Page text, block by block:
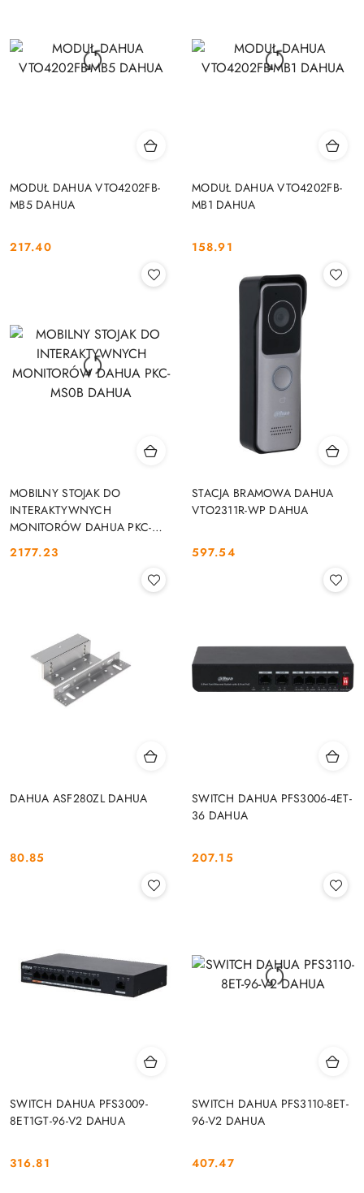
MODUŁ DAHUA VTO4202FB-
MB5 DAHUA
Cena:
217.40
MODUŁ DAHUA VTO4202FB-
MB1 DAHUA
Cena:
158.91
MOBILNY STOJAK DO
INTERAKTYWNYCH
MONITORÓW DAHUA PKC-
MS0B DAHUA
Cena:
2177.23
STACJA BRAMOWA DAHUA
VTO2311R-WP DAHUA
Cena:
597.54
DAHUA ASF280ZL DAHUA
Cena:
80.85
SWITCH DAHUA PFS3006-4ET-
36 DAHUA
Cena:
207.15
SWITCH DAHUA PFS3009-
8ET1GT-96-V2 DAHUA
Cena:
316.81
SWITCH DAHUA PFS3110-8ET-
96-V2 DAHUA
Cena:
407.47